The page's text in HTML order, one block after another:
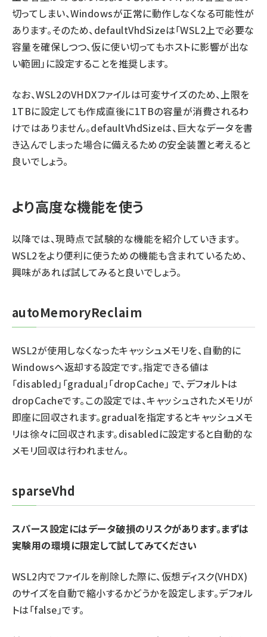
切ってしまい、Windowsが正常に動作しなくなる可能性が
あります。そのため、defaultVhdSizeは「WSL2上で必要な
容量を確保しつつ、仮に使い切ってもホストに影響が出な
い範囲」に設定することを推奨します。
なお、WSL2のVHDXファイルは可変サイズのため、上限を
1TBに設定しても作成直後に1TBの容量が消費されるわ
けではありません。defaultVhdSizeは、巨大なデータを書
き込んでしまった場合に備えるための安全装置と考えると
良いでしょう。
より高度な機能を使う
以降では、現時点で試験的な機能を紹介していきます。
WSL2をより便利に使うための機能も含まれているため、
興味があれば試してみると良いでしょう。
autoMemoryReclaim
WSL2が使用しなくなったキャッシュメモリを、自動的に
Windowsへ返却する設定です。指定できる値は
「disabled」「gradual」「dropCache」 で、デフォルトは
dropCacheです。この設定では、キャッシュされたメモリが
即座に回収されます。gradualを指定するとキャッシュメモ
リは徐々に回収されます。disabledに設定すると自動的な
メモリ回収は行われません。
sparseVhd
スパース設定にはデータ破損のリスクがあります。まずは
実験用の環境に限定して試してみてください
WSL2内でファイルを削除した際に、仮想ディスク(VHDX)
のサイズを自動で縮小するかどうかを設定します。デフォル
トは「false」です。